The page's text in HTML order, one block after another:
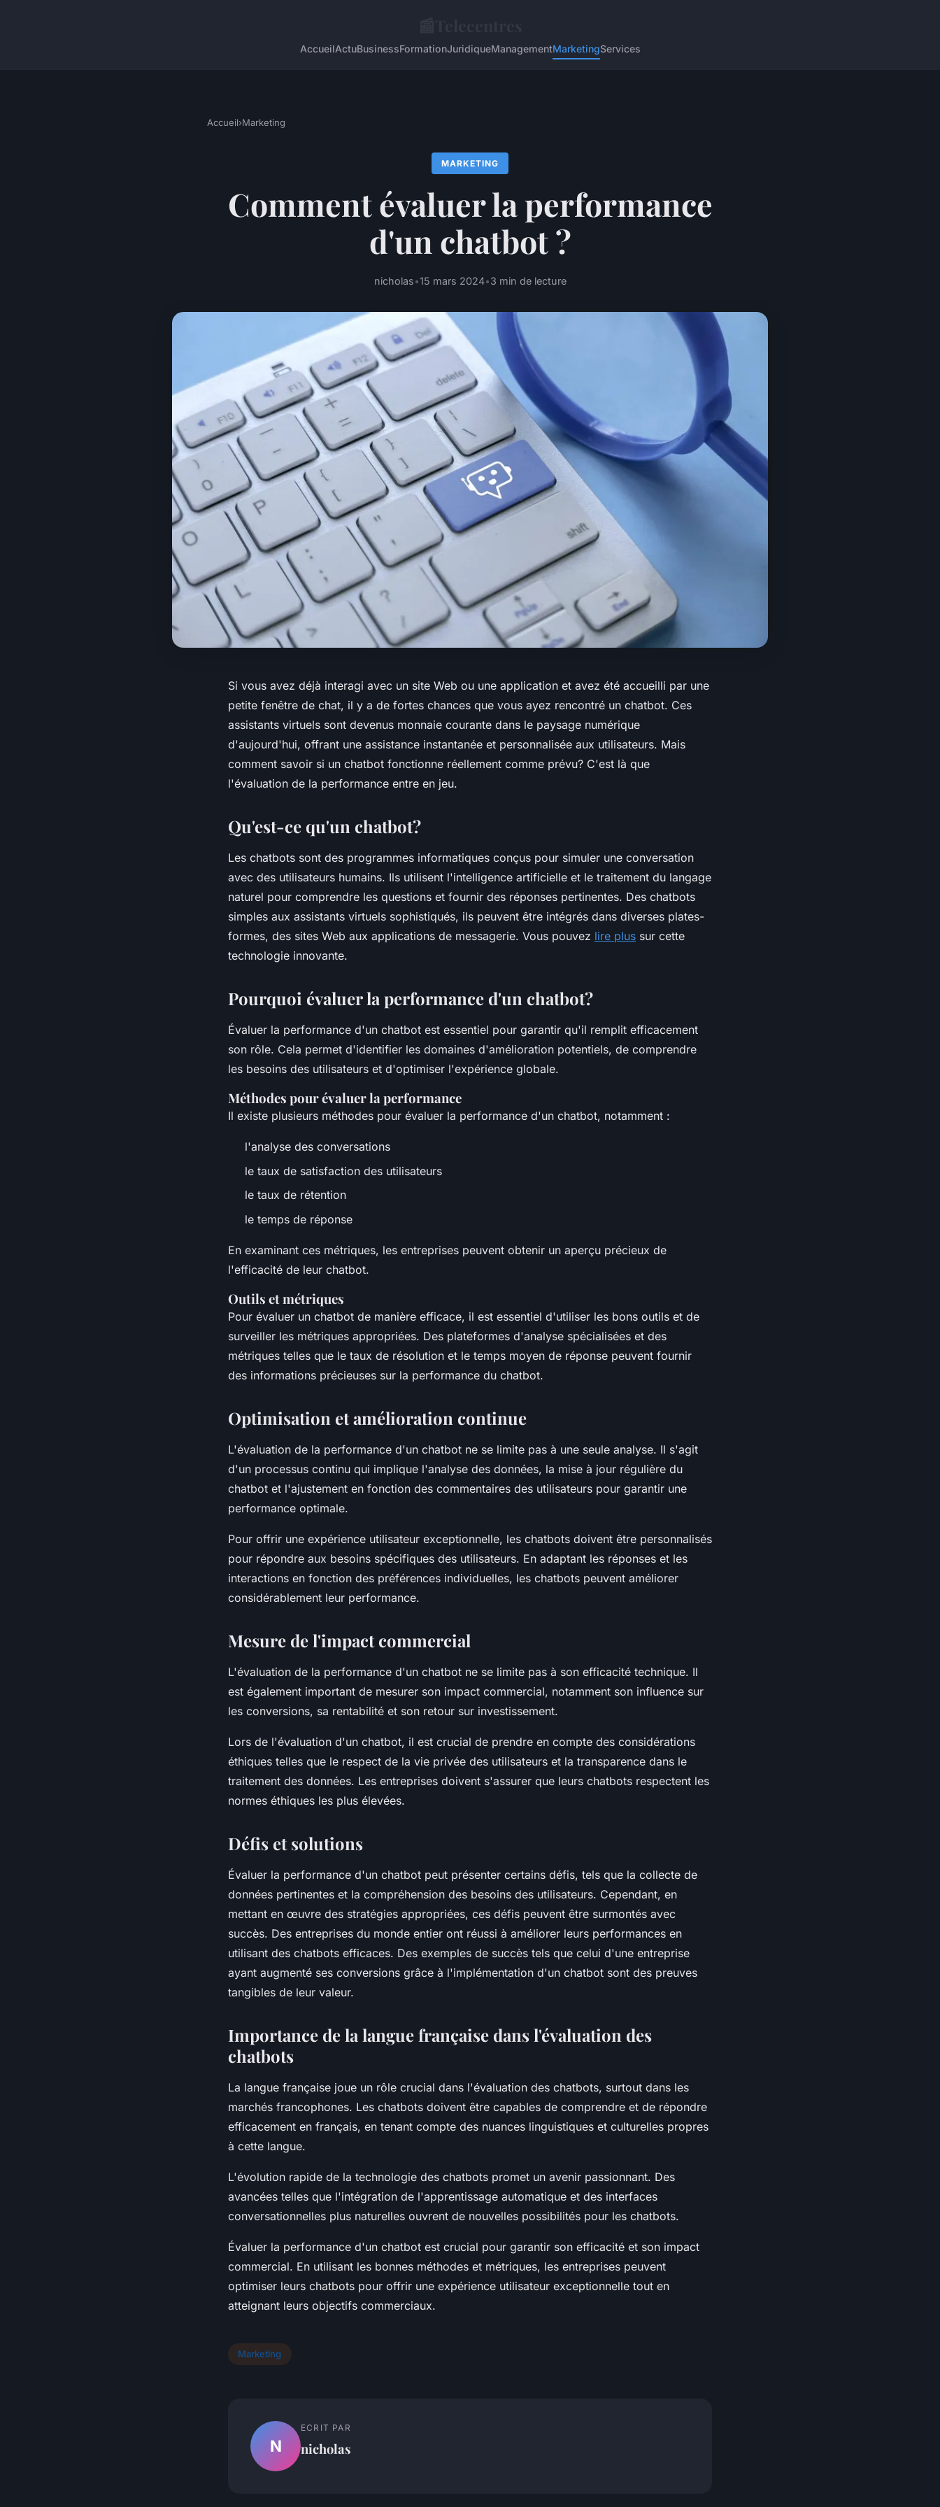
AccueilActuBusinessFormationJuridiqueManagementMarketingServices
Accueil›Marketing
MARKETING
Comment évaluer la performance
d'un chatbot ?
nicholas•15 mars 2024•3 min de lecture
Si vous avez déjà interagi avec un site Web ou une application et avez été accueilli par une
petite fenêtre de chat, il y a de fortes chances que vous ayez rencontré un chatbot. Ces
assistants virtuels sont devenus monnaie courante dans le paysage numérique
d'aujourd'hui, offrant une assistance instantanée et personnalisée aux utilisateurs. Mais
comment savoir si un chatbot fonctionne réellement comme prévu? C'est là que
l'évaluation de la performance entre en jeu.
Qu'est-ce qu'un chatbot?
Les chatbots sont des programmes informatiques conçus pour simuler une conversation
avec des utilisateurs humains. Ils utilisent l'intelligence artificielle et le traitement du langage
naturel pour comprendre les questions et fournir des réponses pertinentes. Des chatbots
simples aux assistants virtuels sophistiqués, ils peuvent être intégrés dans diverses plates-
formes, des sites Web aux applications de messagerie. Vous pouvez lire plus sur cette
technologie innovante.
Pourquoi évaluer la performance d'un chatbot?
Évaluer la performance d'un chatbot est essentiel pour garantir qu'il remplit efficacement
son rôle. Cela permet d'identifier les domaines d'amélioration potentiels, de comprendre
les besoins des utilisateurs et d'optimiser l'expérience globale.
Méthodes pour évaluer la performance
Il existe plusieurs méthodes pour évaluer la performance d'un chatbot, notamment :
l'analyse des conversations
le taux de satisfaction des utilisateurs
le taux de rétention
le temps de réponse
En examinant ces métriques, les entreprises peuvent obtenir un aperçu précieux de
l'efficacité de leur chatbot.
Outils et métriques
Pour évaluer un chatbot de manière efficace, il est essentiel d'utiliser les bons outils et de
surveiller les métriques appropriées. Des plateformes d'analyse spécialisées et des
métriques telles que le taux de résolution et le temps moyen de réponse peuvent fournir
des informations précieuses sur la performance du chatbot.
Optimisation et amélioration continue
L'évaluation de la performance d'un chatbot ne se limite pas à une seule analyse. Il s'agit
d'un processus continu qui implique l'analyse des données, la mise à jour régulière du
chatbot et l'ajustement en fonction des commentaires des utilisateurs pour garantir une
performance optimale.
Pour offrir une expérience utilisateur exceptionnelle, les chatbots doivent être personnalisés
pour répondre aux besoins spécifiques des utilisateurs. En adaptant les réponses et les
interactions en fonction des préférences individuelles, les chatbots peuvent améliorer
considérablement leur performance.
Mesure de l'impact commercial
L'évaluation de la performance d'un chatbot ne se limite pas à son efficacité technique. Il
est également important de mesurer son impact commercial, notamment son influence sur
les conversions, sa rentabilité et son retour sur investissement.
Lors de l'évaluation d'un chatbot, il est crucial de prendre en compte des considérations
éthiques telles que le respect de la vie privée des utilisateurs et la transparence dans le
traitement des données. Les entreprises doivent s'assurer que leurs chatbots respectent les
normes éthiques les plus élevées.
Défis et solutions
Évaluer la performance d'un chatbot peut présenter certains défis, tels que la collecte de
données pertinentes et la compréhension des besoins des utilisateurs. Cependant, en
mettant en œuvre des stratégies appropriées, ces défis peuvent être surmontés avec
succès. Des entreprises du monde entier ont réussi à améliorer leurs performances en
utilisant des chatbots efficaces. Des exemples de succès tels que celui d'une entreprise
ayant augmenté ses conversions grâce à l'implémentation d'un chatbot sont des preuves
tangibles de leur valeur.
Importance de la langue française dans l'évaluation des
chatbots
La langue française joue un rôle crucial dans l'évaluation des chatbots, surtout dans les
marchés francophones. Les chatbots doivent être capables de comprendre et de répondre
efficacement en français, en tenant compte des nuances linguistiques et culturelles propres
à cette langue.
L'évolution rapide de la technologie des chatbots promet un avenir passionnant. Des
avancées telles que l'intégration de l'apprentissage automatique et des interfaces
conversationnelles plus naturelles ouvrent de nouvelles possibilités pour les chatbots.
Évaluer la performance d'un chatbot est crucial pour garantir son efficacité et son impact
commercial. En utilisant les bonnes méthodes et métriques, les entreprises peuvent
optimiser leurs chatbots pour offrir une expérience utilisateur exceptionnelle tout en
atteignant leurs objectifs commerciaux.
Marketing
N
ECRIT PAR
nicholas